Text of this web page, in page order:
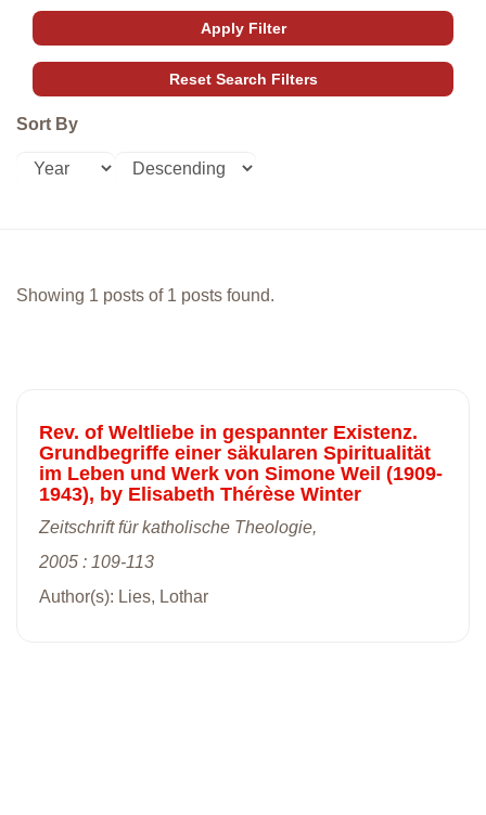
Sort By
Showing 1 posts of 1 posts found.
Rev. of Weltliebe in gespannter Existenz.
Grundbegriffe einer säkularen Spiritualität
im Leben und Werk von Simone Weil (1909-
1943), by Elisabeth Thérèse Winter
Zeitschrift für katholische Theologie,
2005 : 109-113
Author(s): Lies, Lothar